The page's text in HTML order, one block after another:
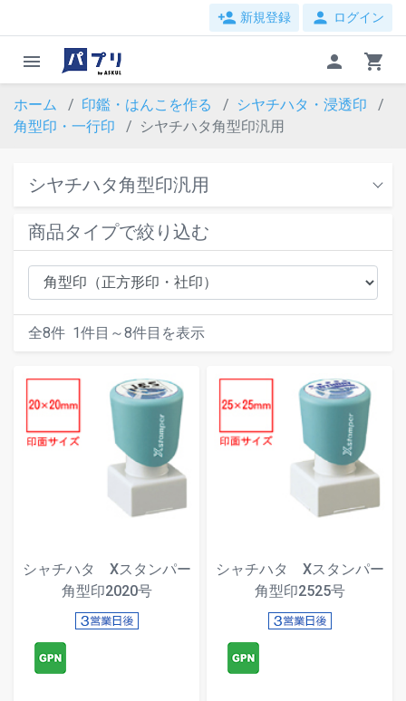
person_add 新規登録 person ログイン
menu person shopping_cart
ホーム 印鑑・はんこを作る
シヤチハタ・浸透印
角型印・一行印
シヤチハタ角型印汎用
シヤチハタ角型印汎用
商品タイプで絞り込む
全8件 1件目～8件目を表示
シャチハタ Xスタンパー
角型印2020号
シャチハタ Xスタンパー
角型印2525号